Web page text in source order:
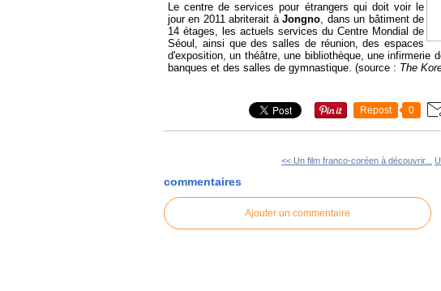
Le centre de services pour étrangers qui doit voir le
jour en 2011 abriterait àJongno, dans un bâtiment de
14 étages, les actuels services du Centre Mondial de
Séoul, ainsi que des salles de réunion, des espaces
d'exposition, un théâtre, une bibliothèque, une infirmerie
banques et des salles de gymnastique. (source : The
Repost 0
<< Un film franco-coréen à découvrir...
commentaires
Ajouter un commentaire